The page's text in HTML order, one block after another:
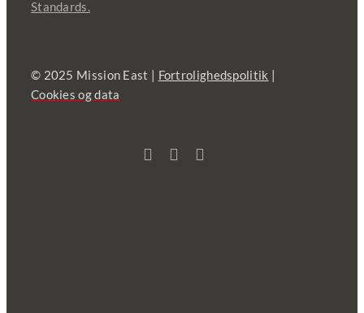
Standards.
© 2025 Mission East | Fortrolighedspolitik
Cookies og data